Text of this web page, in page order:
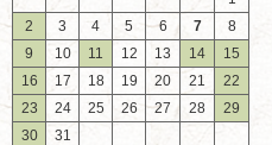
2
3 4 5 6 7
8
9
10 11 12 13 14
15
16
17 18 19 20 21
22
23
24 25 26 27 28
29
30
31